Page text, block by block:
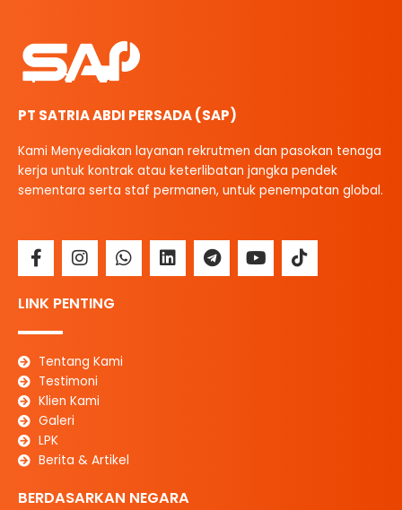
PT SATRIA ABDI PERSADA (SAP)
Kami Menyediakan layanan rekrutmen dan pasokan tenaga
kerja untuk kontrak atau keterlibatan jangka pendek
sementara serta staf permanen, untuk penempatan global.
F
a
e
o
o
k
-
f
I
n
t
r
a
m
W
h
L
i
T
e
Y
o
T
i
LINK PENTING
Tentang Kami
Testimoni
Klien Kami
Galeri
LPK
Berita & Artikel
BERDASARKAN NEGARA